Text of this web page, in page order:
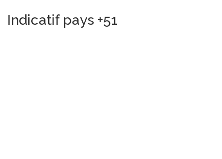
Indicatif pays +51